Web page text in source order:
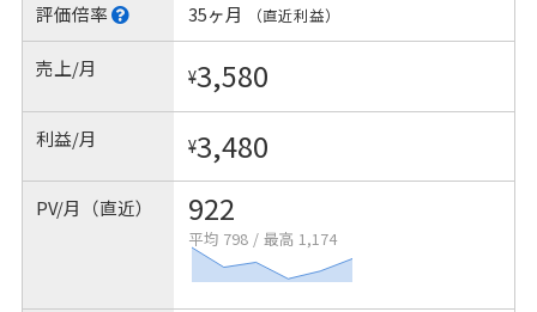
評価倍率 35ヶ月 （直近利益）
売上/月 ¥3,580
利益/月 ¥3,480
PV/月（直近） 922
平均 798 / 最高 1,174